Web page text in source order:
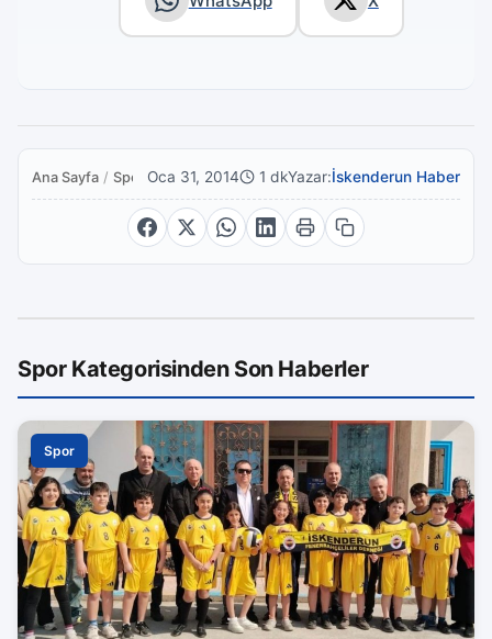
Ana Sayfa / Spor Oca 31, 2014 1 dkYazar:İskenderun Haber
Spor Kategorisinden Son Haberler
Spor